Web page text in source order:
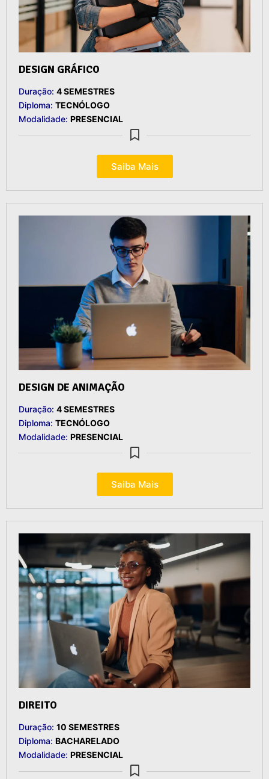
DESIGN GRÁFICO
Duração: 4 SEMESTRES
Diploma: TECNÓLOGO
Modalidade: PRESENCIAL
Saiba Mais
DESIGN DE ANIMAÇÃO
Duração: 4 SEMESTRES
Diploma: TECNÓLOGO
Modalidade: PRESENCIAL
Saiba Mais
DIREITO
Duração: 10 SEMESTRES
Diploma: BACHARELADO
Modalidade: PRESENCIAL